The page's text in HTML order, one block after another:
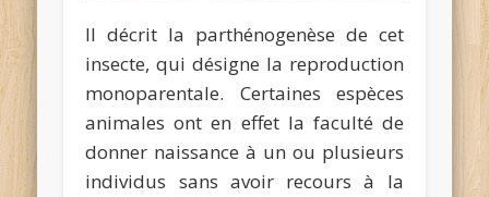
Il décrit la parthénogenèse de cet
insecte, qui désigne la reproduction
monoparentale. Certaines espèces
animales ont en effet la faculté de
donner naissance à un ou plusieurs
individus sans avoir recours à la